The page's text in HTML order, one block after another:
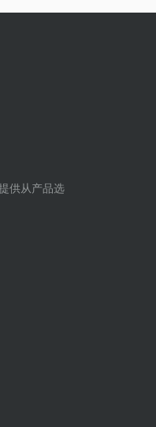
供从产品选